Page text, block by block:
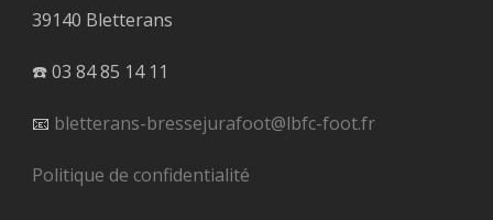
39140 Bletterans
☎️ 03 84 85 14 11
📧 bletterans-bressejurafoot@lbfc-foot.fr
Politique de confidentialité